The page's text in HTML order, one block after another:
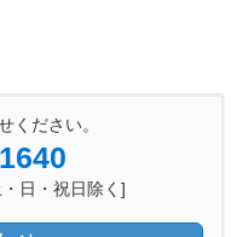
ください。
日・祝日除く]